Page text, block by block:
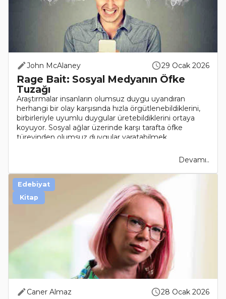
John McAlaney 29 Ocak 2026
Rage Bait: Sosyal Medyanın Öfke
Tuzağı
Araştırmalar insanların olumsuz duygu uyandıran
herhangi bir olay karşısında hızla örgütlenebildiklerini,
birbirleriyle uyumlu duygular üretebildiklerini ortaya
koyuyor. Sosyal ağlar üzerinde karşı tarafta öfke
türevinden olumsuz duygular yaratabilmek
Devamı..
Caner Almaz 28 Ocak 2026
Edebiyat
Kitap